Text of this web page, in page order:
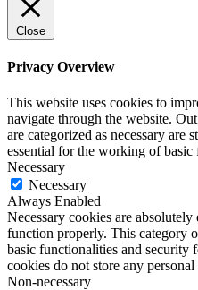
Close
Privacy Overview
This website uses cookies to
navigate through the website.
are categorized as necessary are
essential for the working of basic
Necessary
Necessary
Always Enabled
Necessary cookies are
function properly. This category
basic functionalities and security
cookies do not store any
Non-necessary